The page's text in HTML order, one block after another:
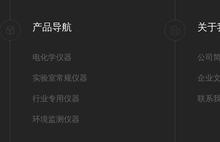
产品导航
电化学仪器
实验室常规仪器
行业专用仪器
环境监测仪器
关于
公司
企业
联系